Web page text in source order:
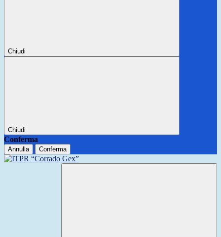
Chiudi
Chiudi
Conferma
Annulla Conferma